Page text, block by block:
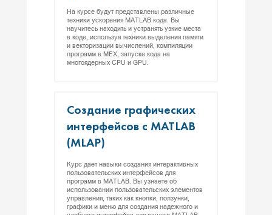
На курсе будут представлены различные
техники ускорения MATLAB кода. Вы
научитесь находить и устранять узкие места
в коде, используя техники выделения памяти
и векторизации вычислений, компиляции
программ в MEX, запуске кода на
многоядерных CPU и GPU.
Соз­да­ние гра­фичес­ких
ин­терфей­сов с MATLAB
(MLAP)
Курс дает навыки создания интерактивных
пользовательских интерфейсов для
программ в MATLAB. Вы узнаете об
использовании пользовательских элементов
управления, таких как кнопки, ползунки,
графики и меню для создания надежного и